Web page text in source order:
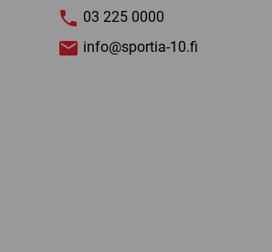
03 225 0000
info@sportia-10.fi